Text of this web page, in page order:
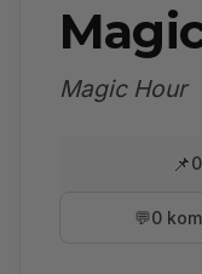
Magic Hour
📌
💬0